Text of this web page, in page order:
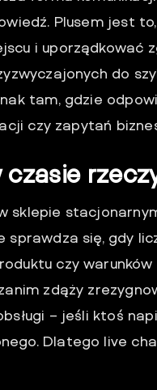
Plusem jest
i uporządkować
do
tam, gdzie
czy zapytań
sklepie
się, gdy
czy
zdąży
– jeśli ktoś
Dlatego live